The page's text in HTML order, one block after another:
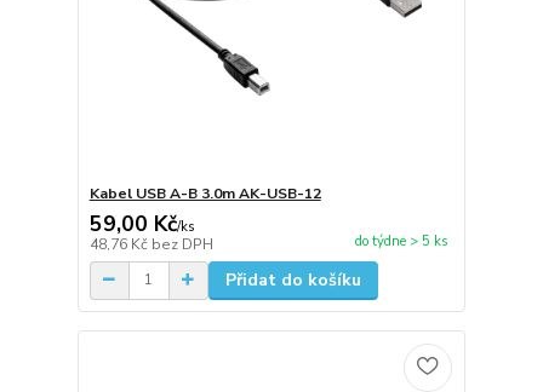
Kabel USB A-B 3.0m AK-USB-12
59,00 Kč/ks
48,76 Kč bez DPH do týdne > 5 ks
Přidat do košíku